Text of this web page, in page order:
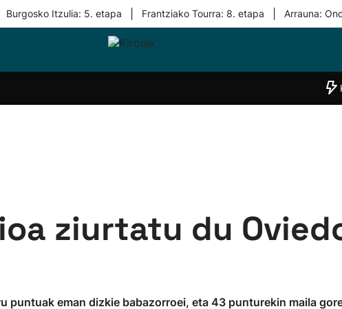
Burgosko Itzulia: 5. etapa Frantziako Tourra: 8. etapa Arrauna:
Taldeak
ziurtatu du
puntuak eman dizkie babazorroei, eta 43 punturekin maila